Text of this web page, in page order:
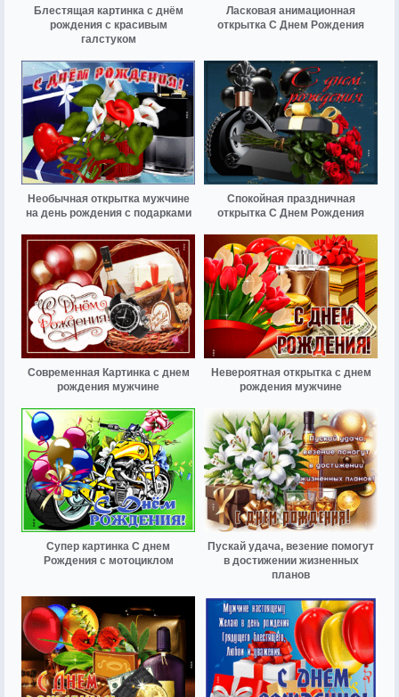
Блестящая картинка с днём
рождения с красивым
галстуком
Ласковая анимационная
открытка С Днем Рождения
Необычная открытка мужчине
на день рождения с подарками
Спокойная праздничная
открытка С Днем Рождения
Современная Картинка с днем
рождения мужчине
Невероятная открытка с днем
рождения мужчине
Супер картинка С днем
Рождения с мотоциклом
Пускай удача, везение помогут
в достижении жизненных
планов